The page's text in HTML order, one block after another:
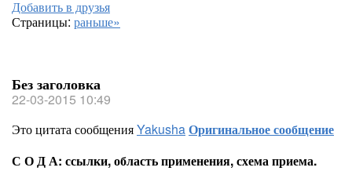
Добавить в друзья
Страницы: раньше»
Без заголовка
22-03-2015 10:49
Это цитата сообщенияYakushaОригинальное сообщение
С О Д А: ссылки, область применения, схема приема.